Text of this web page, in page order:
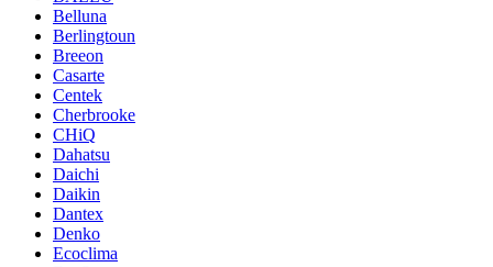
Belluna
Berlingtoun
Breeon
Casarte
Centek
Cherbrooke
CHiQ
Dahatsu
Daichi
Daikin
Dantex
Denko
Ecoclima